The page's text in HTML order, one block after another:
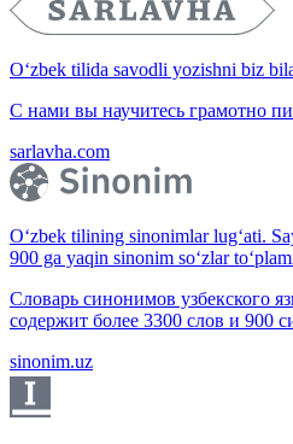
O‘zbek tilida savodli yozishni biz
С нами вы научитесь грамотно
sarlavha.com
O‘zbek tilining sinonimlar lug‘ati.
900 ga yaqin sinonim so‘zlar
Словарь синонимов узбекского
содержит более 3300 слов и 900
sinonim.uz